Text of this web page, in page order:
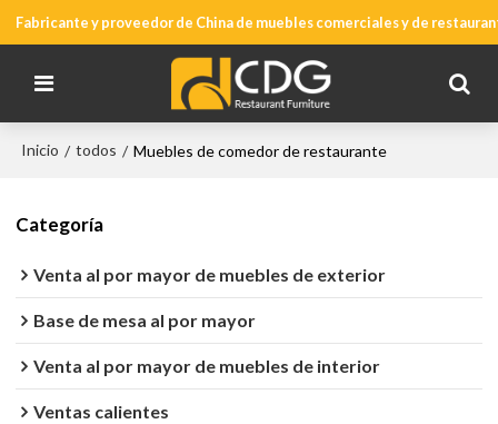
Fabricante y proveedor de China de muebles comerciales y de
Inicio / todos / Muebles de comedor de restaurante
Categoría
Venta al por mayor de muebles de exterior
Base de mesa al por mayor
Venta al por mayor de muebles de interior
Ventas calientes